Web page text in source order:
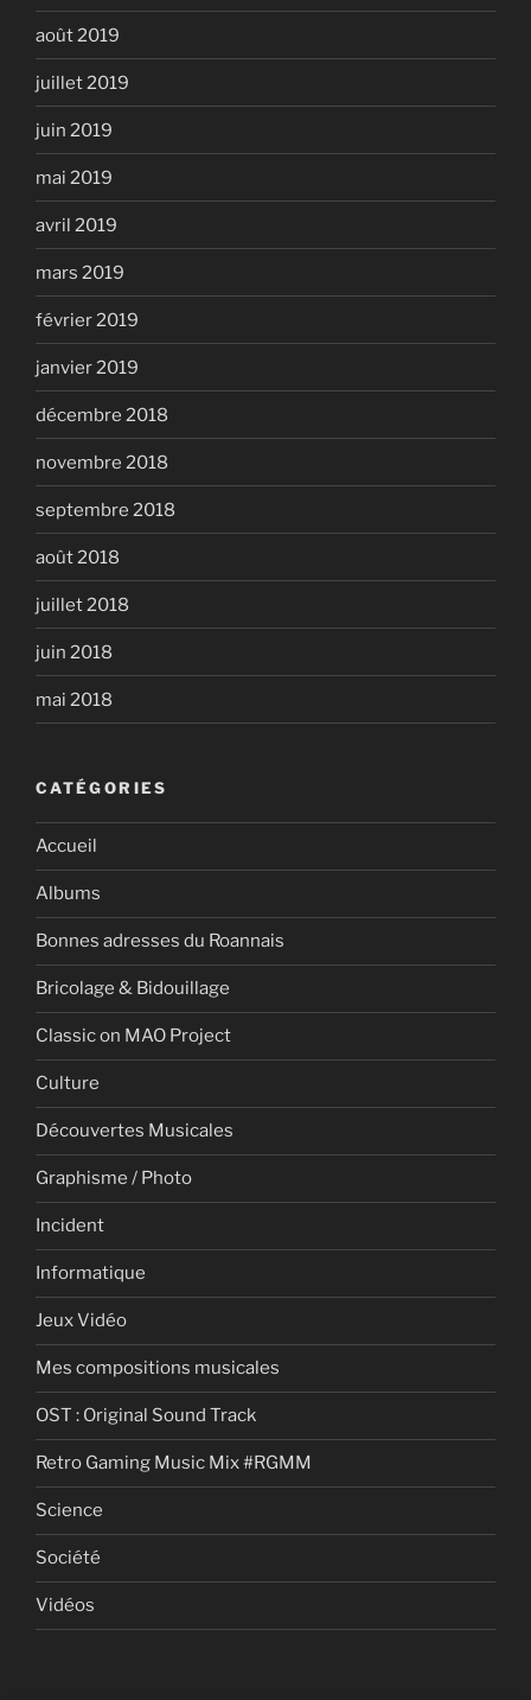
août 2019
juillet 2019
juin 2019
mai 2019
avril 2019
mars 2019
février 2019
janvier 2019
décembre 2018
novembre 2018
septembre 2018
août 2018
juillet 2018
juin 2018
mai 2018
CATÉGORIES
Accueil
Albums
Bonnes adresses du Roannais
Bricolage & Bidouillage
Classic on MAO Project
Culture
Découvertes Musicales
Graphisme / Photo
Incident
Informatique
Jeux Vidéo
Mes compositions musicales
OST : Original Sound Track
Retro Gaming Music Mix #RGMM
Science
Société
Vidéos